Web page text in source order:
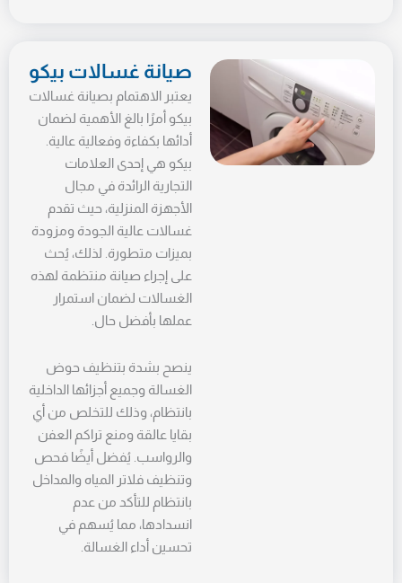
صيانة غسالات بيكو
يعتبر الاهتمام بصيانة غسالات
بيكو أمرًا بالغ الأهمية لضمان
أدائها بكفاءة وفعالية عالية.
بيكو هي إحدى العلامات
التجارية الرائدة في مجال
الأجهزة المنزلية، حيث تقدم
غسالات عالية الجودة ومزودة
بميزات متطورة. لذلك، يُحث
على إجراء صيانة منتظمة لهذه
الغسالات لضمان استمرار
عملها بأفضل حال.
ينصح بشدة بتنظيف حوض
الغسالة وجميع أجزائها الداخلية
بانتظام، وذلك للتخلص من أي
بقايا عالقة ومنع تراكم العفن
والرواسب. يُفضل أيضًا فحص
وتنظيف فلاتر المياه والمداخل
بانتظام للتأكد من عدم
انسدادها، مما يُسهم في
تحسين أداء الغسالة.